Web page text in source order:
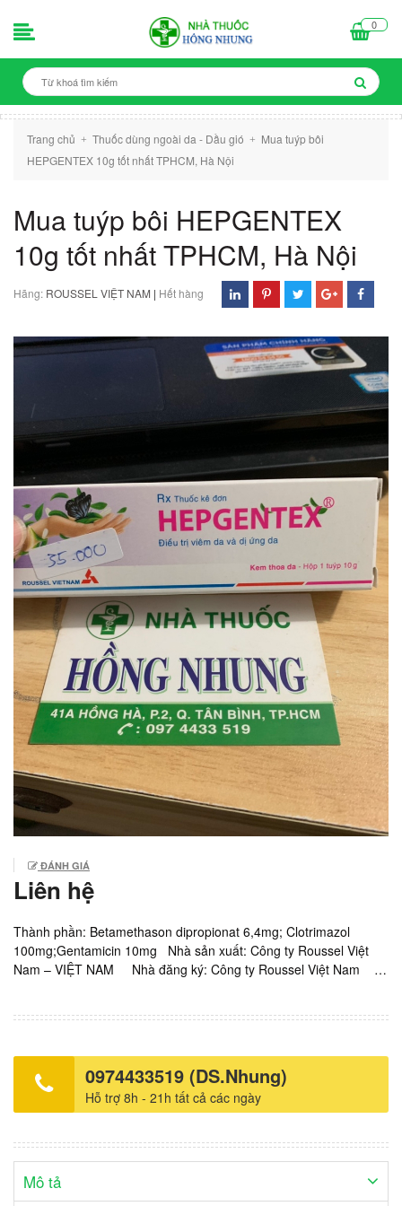
0
Trang chủ + Thuốc dùng ngoài da - Dầu gió +
Mua tuýp bôi
HEPGENTEX 10g tốt nhất TPHCM, Hà Nội
Mua tuýp bôi HEPGENTEX
10g tốt nhất TPHCM, Hà Nội
Hãng: ROUSSEL VIỆT NAM | Hết hàng
ĐÁNH GIÁ
Liên hệ
Thành phần: Betamethason dipropionat 6,4mg; Clotrimazol
100mg;Gentamicin 10mg Nhà sản xuất: Công ty Roussel Việt
Nam – VIỆT NAM Nhà đăng ký: Công ty Roussel Việt Nam
viêm da, vết trầy, hăm). Nấm da, lang ben. Liều lượng – Cách
lần/ngày, sáng & tối. Nên thoa thuốc đều đặn. Chống chỉ định:
Quá mẫn với thành phần thuốc, với nhóm aminoglycosid. Vùng da
bị trầy xước, bị mẫn cảm. Eczema tai ngoài có thủng màng nhỉ.
sulfafurazol, heparin, sulfacetamid, Mg, acetylcystein,
cloramphenicol, actinomycin, doxorubicin, clindamycin. Tác dụng
phụ: Giảm sắc hồng cầu; nóng; ban đỏ; rỉ dịch; ngứa. Bệnh vảy
0974433519 (DS.Nhung)
Hỗ trợ 8h - 21h tất cả các ngày
Mô tả